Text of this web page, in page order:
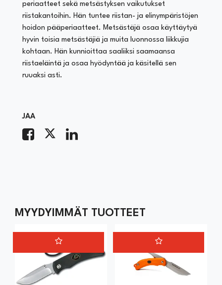
periaatteet sekä metsästyksen vaikutukset
riistakantoihin. Hän tuntee riistan- ja elinympäristöjen
hoidon pääperiaatteet. Metsästäjä osaa käyttäytyä
hyvin toisia metsästäjiä ja muita luonnossa liikkujia
kohtaan. Hän kunnioittaa saaliiksi saamaansa
riistaeläintä ja osaa hyödyntää ja käsitellä sen
ruuaksi asti.
JAA
MYYDYIMMÄT TUOTTEET